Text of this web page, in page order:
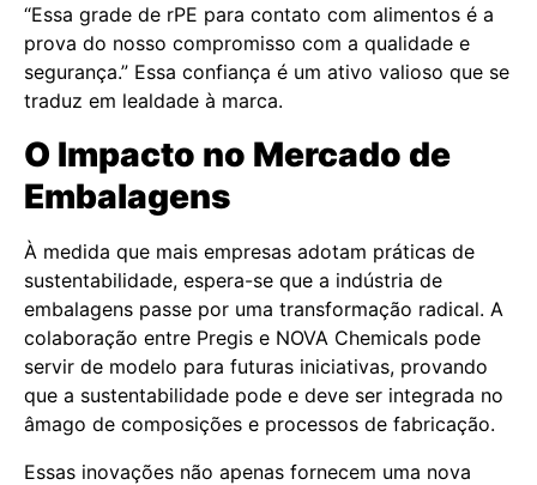
“Essa grade de rPE para contato com alimentos é a
prova do nosso compromisso com a qualidade e
segurança.” Essa confiança é um ativo valioso que se
traduz em lealdade à marca.
O Impacto no Mercado de
Embalagens
À medida que mais empresas adotam práticas de
sustentabilidade, espera-se que a indústria de
embalagens passe por uma transformação radical. A
colaboração entre Pregis e NOVA Chemicals pode
servir de modelo para futuras iniciativas, provando
que a sustentabilidade pode e deve ser integrada no
âmago de composições e processos de fabricação.
Essas inovações não apenas fornecem uma nova